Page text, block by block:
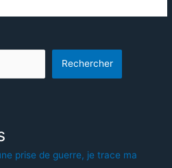
Rechercher
prise de guerre, je trace ma